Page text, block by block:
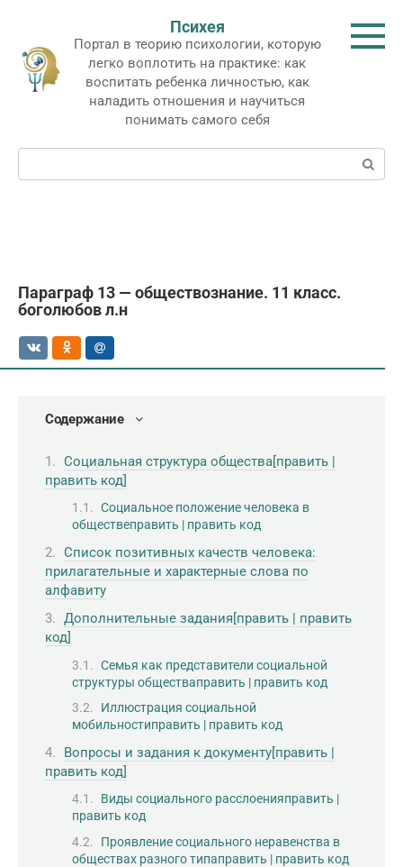
контенту
Психея
Портал в теорию психологии, которую
легко воплотить на практике: как
воспитать ребенка личностью, как
наладить отношения и научиться
понимать самого себя
Поиск:
Параграф 13 — обществознание. 11 класс.
боголюбов л.н
Содержание
Социальная структура общества[править |
править код]
Социальное положение человека в
обществеправить | править код
Список позитивных качеств человека:
прилагательные и характерные слова по
алфавиту
Дополнительные задания[править | править
код]
Семья как представители социальной
структуры обществаправить | править код
Иллюстрация социальной
мобильностиправить | править код
Вопросы и задания к документу[править |
править код]
Виды социального расслоенияправить |
править код
Проявление социального неравенства в
обществах разного типаправить | править код